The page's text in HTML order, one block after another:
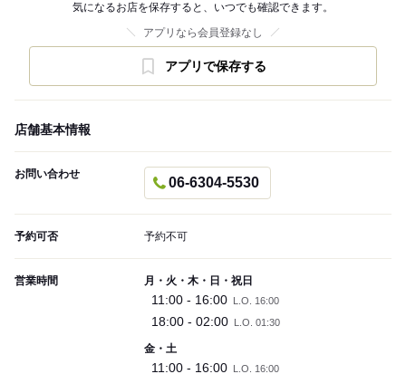
気になるお店を保存すると、いつでも確認できます。
アプリなら会員登録なし
アプリで保存する
店舗基本情報
お問い合わせ
06-6304-5530
予約可否 予約不可
営業時間 月・火・木・日・祝日
11:00 - 16:00 L.O. 16:00
18:00 - 02:00 L.O. 01:30
金・土
11:00 - 16:00 L.O. 16:00